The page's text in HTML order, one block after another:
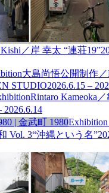
／岸 幸太 “連荘19”
大島尚悟公開制作
STUDIO2026.6.15 –
Rintaro Kameoka
2026.6.14
Exhibition
Vol. 3“沖縄という名”